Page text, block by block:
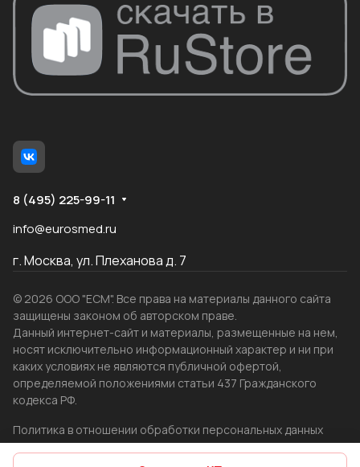
8 (495) 225-99-11
info@eurosmed.ru
г. Москва, ул. Плеханова д. 7
© 2026 ООО "ЕСМ". Все права на материалы данного сайта
защищены законом об авторском праве.
Данный интернет-сайт и материалы, размещенные на нем,
носят исключительно информационный характер и ни при
каких условиях не являются публичной офертой,
определяемой положениями статьи 437 Гражданского
кодекса РФ.
Политика в отношении обработки персональных данных
Создание сайта